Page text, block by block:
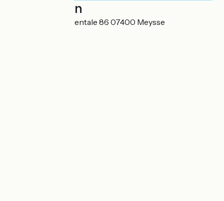
Localisation
7 Route départementale 86 07400 Meysse